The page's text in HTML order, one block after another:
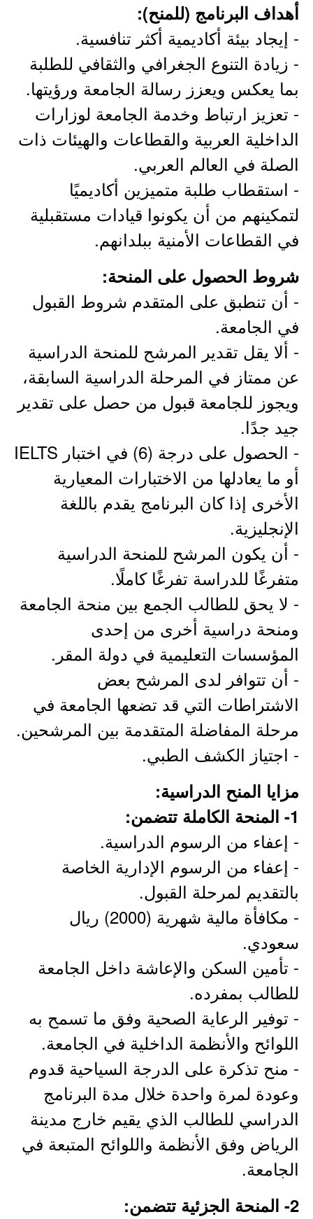
أهداف البرنامج (للمنح):
- إيجاد بيئة أكاديمية أكثر تنافسية.
- زيادة التنوع الجغرافي والثقافي للطلبة
بما يعكس ويعزز رسالة الجامعة ورؤيتها.
- تعزيز ارتباط وخدمة الجامعة لوزارات
الداخلية العربية والقطاعات والهيئات ذات
الصلة في العالم العربي.
- استقطاب طلبة متميزين أكاديميًا
لتمكينهم من أن يكونوا قيادات مستقبلية
في القطاعات الأمنية ببلدانهم.
شروط الحصول على المنحة:
- أن تنطبق على المتقدم شروط القبول
في الجامعة.
- ألا يقل تقدير المرشح للمنحة الدراسية
عن ممتاز في المرحلة الدراسية السابقة،
ويجوز للجامعة قبول من حصل على تقدير
جيد جدًا.
- الحصول على درجة (6) في اختبار IELTS
أو ما يعادلها من الاختبارات المعيارية
الأخرى إذا كان البرنامج يقدم باللغة
الإنجليزية.
- أن يكون المرشح للمنحة الدراسية
متفرغًا للدراسة تفرغًا كاملًا.
- لا يحق للطالب الجمع بين منحة الجامعة
ومنحة دراسية أخرى من إحدى
المؤسسات التعليمية في دولة المقر.
- أن تتوافر لدى المرشح بعض
الاشتراطات التي قد تضعها الجامعة في
مرحلة المفاضلة المتقدمة بين المرشحين.
- اجتياز الكشف الطبي.
مزايا المنح الدراسية:
1- المنحة الكاملة تتضمن:
- إعفاء من الرسوم الدراسية.
- إعفاء من الرسوم الإدارية الخاصة
بالتقديم لمرحلة القبول.
- مكافأة مالية شهرية (2000) ريال
سعودي.
- تأمين السكن والإعاشة داخل الجامعة
للطالب بمفرده.
- توفير الرعاية الصحية وفق ما تسمح به
اللوائح والأنظمة الداخلية في الجامعة.
- منح تذكرة على الدرجة السياحية قدوم
وعودة لمرة واحدة خلال مدة البرنامج
الدراسي للطالب الذي يقيم خارج مدينة
الرياض وفق الأنظمة واللوائح المتبعة في
الجامعة.
2- المنحة الجزئية تتضمن: